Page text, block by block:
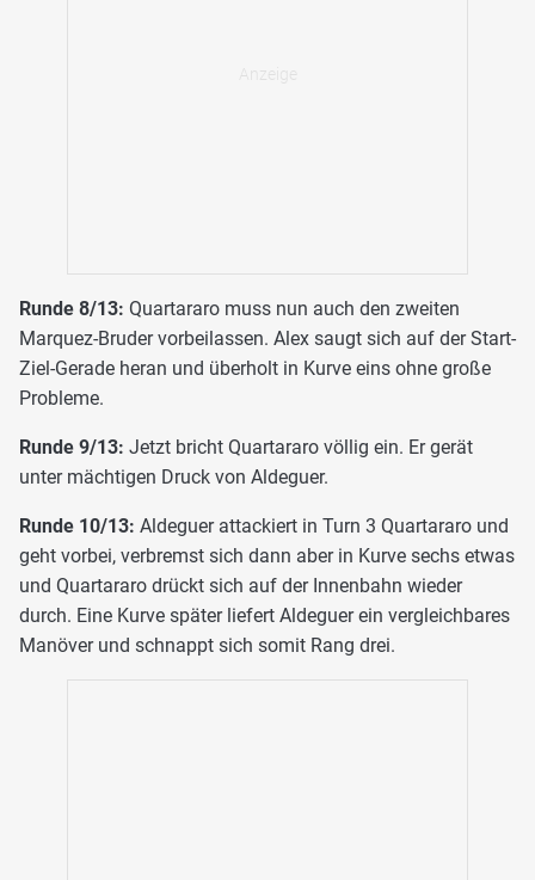
Runde 8/13: Quartararo muss nun auch den zweiten
Marquez-Bruder vorbeilassen. Alex saugt sich auf der Start-
Ziel-Gerade heran und überholt in Kurve eins ohne große
Probleme.
Runde 9/13: Jetzt bricht Quartararo völlig ein. Er gerät
unter mächtigen Druck von Aldeguer.
Runde 10/13: Aldeguer attackiert in Turn 3 Quartararo und
geht vorbei, verbremst sich dann aber in Kurve sechs etwas
und Quartararo drückt sich auf der Innenbahn wieder
durch. Eine Kurve später liefert Aldeguer ein vergleichbares
Manöver und schnappt sich somit Rang drei.